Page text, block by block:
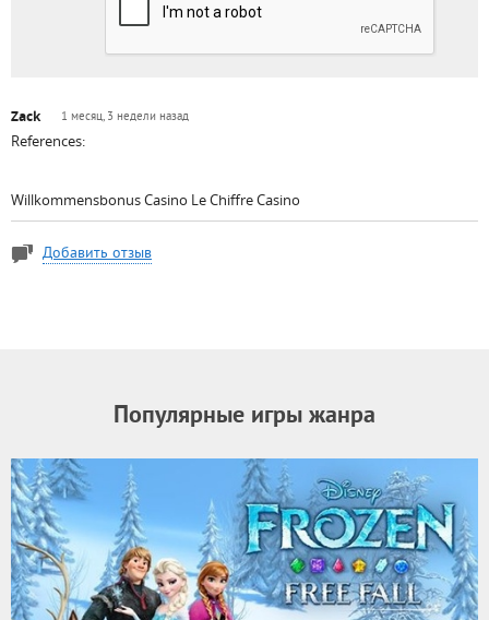
Zack 1 месяц, 3 недели назад
References:
Willkommensbonus Casino Le Chiffre Casino
Добавить отзыв
Популярные игры жанра